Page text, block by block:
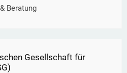
Beratung
Gesellschaft für